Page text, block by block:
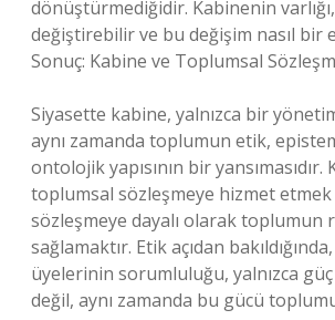
dönüştürmediğidir. Kabinenin
değiştirebilir ve bu değişim nasıl bir
Sonuç: Kabine ve Toplumsal
Siyasette kabine, yalnızca bir
aynı zamanda toplumun etik,
ontolojik yapısının bir
toplumsal sözleşmeye hizmet etmek
sözleşmeye dayalı olarak toplumun
sağlamaktır. Etik açıdan
üyelerinin sorumluluğu, yalnızca
değil, aynı zamanda bu gücü